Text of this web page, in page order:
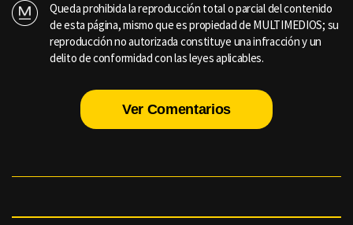
Queda prohibida la reproducción total o parcial del contenido
de esta página, mismo que es propiedad de MULTIMEDIOS; su
reproducción no autorizada constituye una infracción y un
delito de conformidad con las leyes aplicables.
Ver Comentarios